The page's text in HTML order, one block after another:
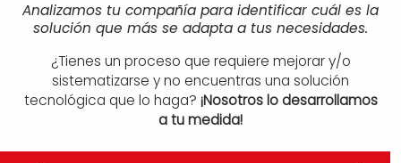
Analizamos tu compañía para identificar cuál es la
solución que más se adapta a tus necesidades.
¿Tienes un proceso que requiere mejorar y/o
sistematizarse y no encuentras una solución
tecnológica que lo haga? ¡Nosotros lo desarrollamos
a tu medida!